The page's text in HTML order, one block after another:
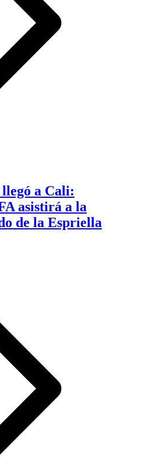
a Cali:
asistirá a la
de la Espriella